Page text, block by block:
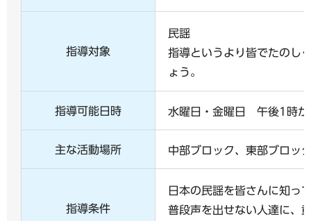
指導対象
民謡
指導というより皆でたのし
ょう。
指導可能日時 水曜日・金曜日 午後1時か
主な活動場所 中部ブロック、東部ブロッ
指導条件
日本の民謡を皆さんに知っ
普段声を出せない人達に、